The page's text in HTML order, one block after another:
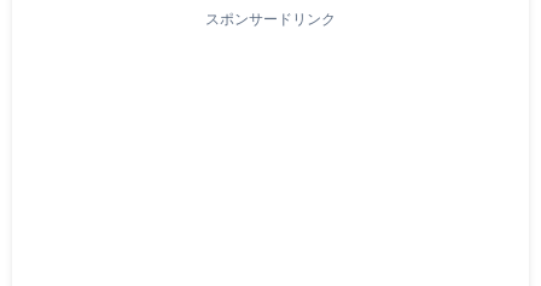
スポンサードリンク